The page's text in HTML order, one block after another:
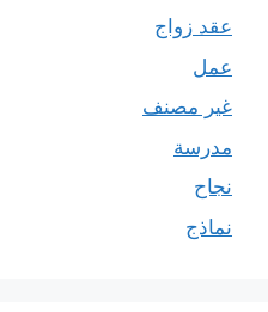
عقد زواج
عمل
غير مصنف
مدرسة
نجاح
نماذج